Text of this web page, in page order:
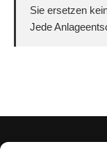
Sie ersetzen
Jede